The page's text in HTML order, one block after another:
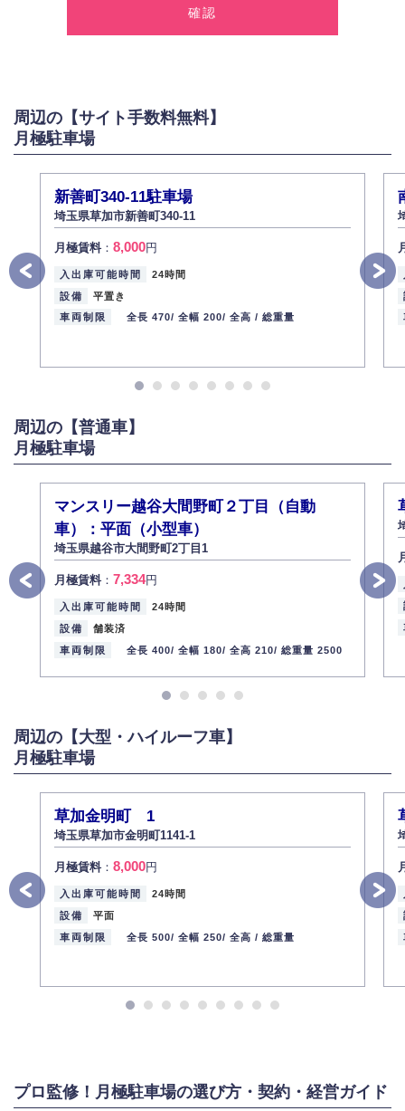
2.個人情報の利用
お問い合わせに対する回答、資料等の送付
採用に関する回答、情報の提供
弊社は取り扱う個人情報の外部への漏洩を防止し、その利用目的に応じて
適切かつ安全に管理します。
4.個人情報の第三者提供
法的義務など正当な理由に基づく要請があった場合を除き、お客様の個人
情報をご本人の同意なく第三者に提供いたしません。
5.個人情報の開示・訂正・削除
お客様ご本人から自己の個人情報開示の請求があった場合、すみやかに開
また、個人情報の内容に誤りがあり、ご本人から訂正・追加・削除の請求
がある場合は適切に対応いたします。
弊社社員全員が、個人情報の取り扱いについての重要性を理解し、より適
切に管理するよう社内教育を実施してまいります。
2013年12月1日
株式会社ミコト
周辺の【サイト手数料無料】
月極駐車場
新善町340-11駐車場
埼玉県草加市新善町340-11
月極賃料： 8,000円
入出庫可能時間
24時間
設備
平置き
車両制限
全長 470/ 全幅 200/ 全高 / 総重量
周辺の【普通車】
月極駐車場
マンスリー越谷大間野町２丁目（自動
車）：平面（小型車）
埼玉県越谷市大間野町2丁目1
月極賃料： 7,334円
入出庫可能時間
24時間
設備
舗装済
車両制限
全長 400/ 全幅 180/ 全高 210/ 総重量 2500
周辺の【大型・ハイルーフ車】
月極駐車場
草加金明町 1
埼玉県草加市金明町1141-1
月極賃料： 8,000円
入出庫可能時間
24時間
設備
平面
車両制限
全長 500/ 全幅 250/ 全高 / 総重量
プロ監修！月極駐車場の選び方・契約・経営ガイド